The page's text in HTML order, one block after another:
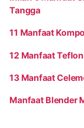
Tangga
11 Manfaat
12 Manfaat
13 Manfaat
Manfaat Blender